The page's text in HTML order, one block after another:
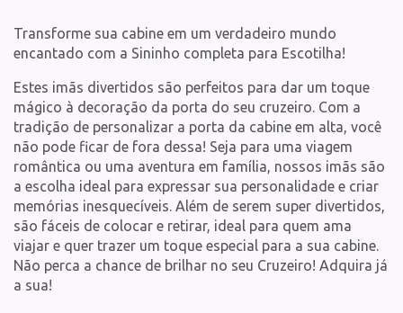
Transforme sua cabine em um verdadeiro mundo
encantado com a Sininho completa para Escotilha!
Estes imãs divertidos são perfeitos para dar um toque
mágico à decoração da porta do seu cruzeiro. Com a
tradição de personalizar a porta da cabine em alta, você
não pode ficar de fora dessa! Seja para uma viagem
romântica ou uma aventura em família, nossos imãs são
a escolha ideal para expressar sua personalidade e criar
memórias inesquecíveis. Além de serem super divertidos,
são fáceis de colocar e retirar, ideal para quem ama
viajar e quer trazer um toque especial para a sua cabine.
Não perca a chance de brilhar no seu Cruzeiro! Adquira já
a sua!